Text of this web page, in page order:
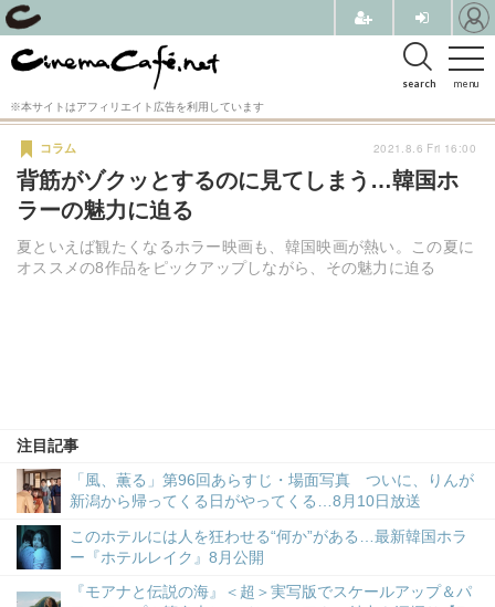
menu
search
※本サイトはアフィリエイト広告を利用しています
背筋がゾクッとするのに見てしまう…韓国ホ
ラーの魅力に迫る
夏といえば観たくなるホラー映画も、韓国映画が熱い。この夏に
オススメの8作品をピックアップしながら、その魅力に迫る
コラム
注目記事
「風、薫る」第96回あらすじ・場面写真 ついに、りんが
新潟から帰ってくる日がやってくる…8月10日放送
このホテルには人を狂わせる“何か”がある…最新韓国ホラ
ー『ホテルレイク』8月公開
『モアナと伝説の海』＜超＞実写版でスケールアップ＆パ
2021.8.6 Fri 16:00